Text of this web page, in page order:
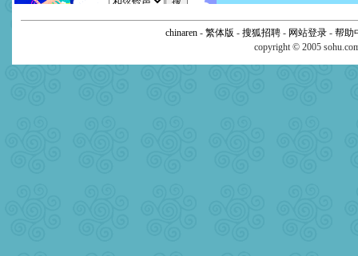
chinaren - 繁体版 - 搜狐招聘 - 网站登录 - 帮助
copyright © 2005